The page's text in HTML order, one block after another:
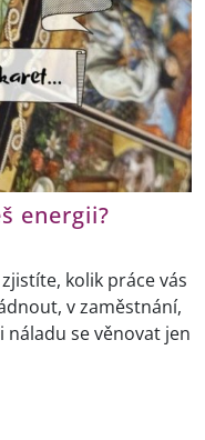
energii?
kolik práce vás
v zaměstnání,
náladu se věnovat jen